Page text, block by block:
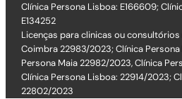
Clínica Persona Lisboa: E166609;
E134252
Licenças para clinicas ou
Coimbra 22983/2023; Clínica
Persona Maia 22982/2023, Clínica
Clínica Persona Lisboa: 22914/2023;
22802/2023